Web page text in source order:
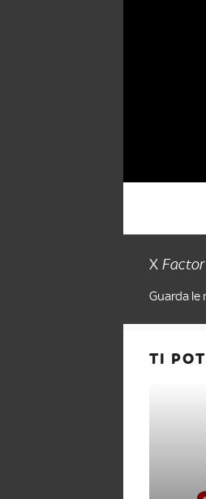
X Factor
Guarda le
TI